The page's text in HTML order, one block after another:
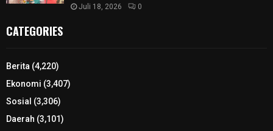
Juli 18, 2026 0
CATEGORIES
Berita (4,220)
Ekonomi (3,407)
Sosial (3,306)
Daerah (3,101)